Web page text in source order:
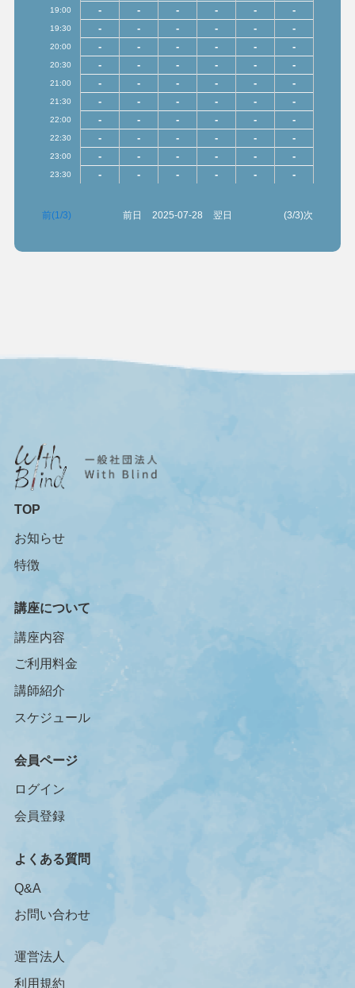
19:00 - - - - - -
19:30 - - - - - -
20:00 - - - - - -
20:30 - - - - - -
21:00 - - - - - -
21:30 - - - - - -
22:00 - - - - - -
22:30 - - - - - -
23:00 - - - - - -
23:30 - - - - - -
前(1/3) 前日 2025-07-28 翌日 (3/3)次
TOP
お知らせ
特徴
講座について
講座内容
ご利用料金
講師紹介
スケジュール
会員ページ
ログイン
会員登録
よくある質問
Q&A
お問い合わせ
運営法人
利用規約